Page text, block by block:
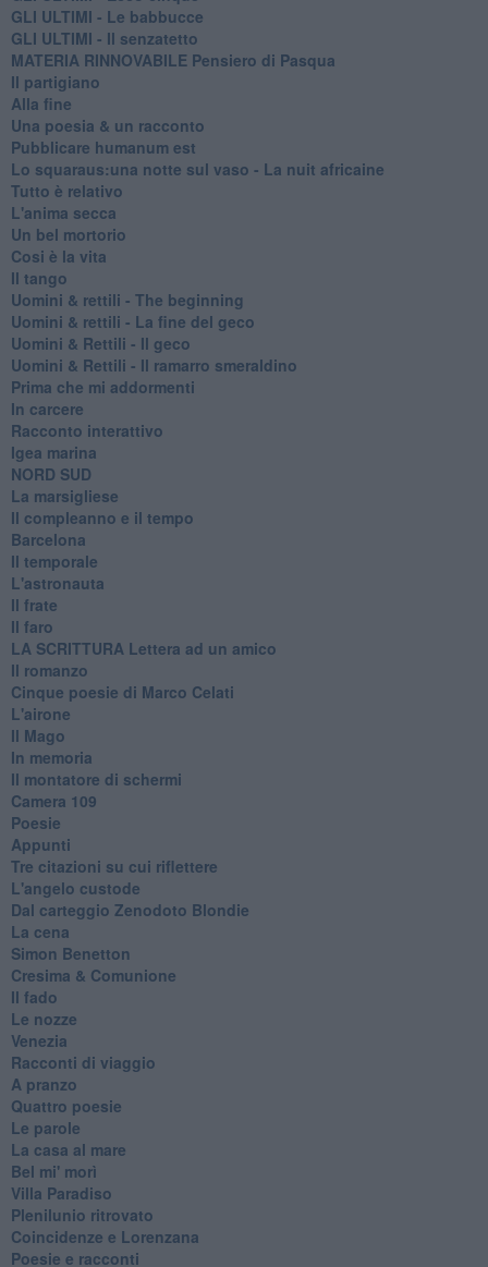
GLI ULTIMI - Le babbucce
GLI ULTIMI - Il senzatetto
MATERIA RINNOVABILE Pensiero di Pasqua
Il partigiano
Alla fine
Una poesia & un racconto
Pubblicare humanum est
Lo squaraus:una notte sul vaso - La nuit africaine
Tutto è relativo
L'anima secca
Un bel mortorio
Cosi è la vita
Il tango
​Uomini & rettili - The beginning
​Uomini & rettili - La fine del geco
Uomini & Rettili - Il geco
Uomini & Rettili - Il ramarro smeraldino
Prima che mi addormenti
In carcere
Racconto interattivo
Igea marina
​NORD SUD
La marsigliese
Il compleanno e il tempo
Barcelona
Il temporale
L'astronauta
Il frate
Il faro
​LA SCRITTURA Lettera ad un amico
Il romanzo
Cinque poesie di Marco Celati
L'airone
Il Mago
In memoria
Il montatore di schermi
Camera 109
Poesie
Appunti
Tre citazioni su cui riflettere
L'angelo custode
Dal carteggio Zenodoto Blondie
La cena
Simon Benetton
Cresima & Comunione
Il fado
Le nozze
Venezia
Racconti di viaggio
A pranzo
Quattro poesie
Le parole
La casa al mare
Bel mi' morì
Villa Paradiso
Plenilunio ritrovato
Coincidenze e Lorenzana
Poesie e racconti